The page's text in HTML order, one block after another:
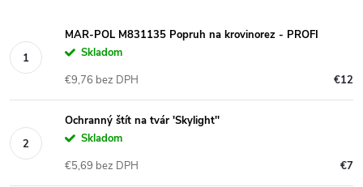
MAR-POL M831135 Popruh na krovinorez - PROFI
Skladom
€12
€9,76 bez DPH
Ochranný štít na tvár 'Skylight''
Skladom
€7
€5,69 bez DPH